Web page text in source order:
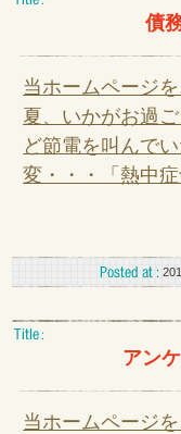
債
当ホームページ
夏、いかがお過
ど節電を叫んで
変・・・「熱中
アン
当ホームページ